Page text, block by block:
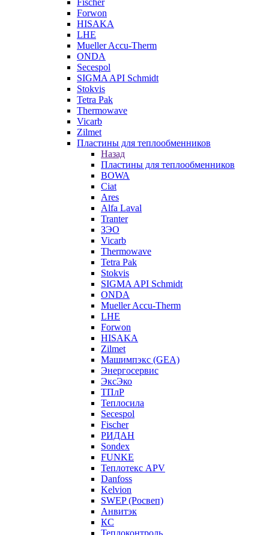
Fischer
Forwon
HISAKA
LHE
Mueller Accu-Therm
ONDA
Secespol
SIGMA API Schmidt
Stokvis
Tetra Pak
Thermowave
Vicarb
Zilmet
Пластины для теплообменников
Назад
Пластины для теплообменников
BOWA
Ciat
Ares
Alfa Laval
Tranter
ЗЭО
Vicarb
Thermowave
Tetra Pak
Stokvis
SIGMA API Schmidt
ONDA
Mueller Accu-Therm
LHE
Forwon
HISAKA
Zilmet
Машимпэкс (GEA)
Энергосервис
ЭксЭко
ТПлР
Теплосила
Secespol
Fischer
РИДАН
Sondex
FUNKE
Теплотекс APV
Danfoss
Kelvion
SWEP (Росвеп)
Анвитэк
КС
Теплоконтроль